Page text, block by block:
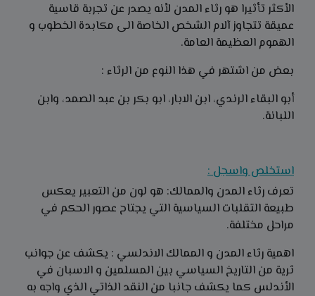
الأكثر تأثيرا هو رثاء المدن لأنه يصدر عن تجربة قاسية
عميقة تتجاوز آلام الشخص الخاصة الى مكابدة الخطوب و
الهموم العظيمة العامة.
بعض من اشتهر في هذا النوع من الرثاء :
أبو البقاء الرندي، ابن الابار، ابو بكر بن عبد الصمد، وابن
اللبانة.
استخلص واسجل :
تعرف رثاء المدن والممالك: هو لون من التعبير يعكس
طبيعة التقلبات السياسية التي يجتاح عصور الحكم في
مراحل مختلفة.
اهمية رثاء المدن و الممالك الاندلسي : يكشف عن جوانب
ثرية من التاريخ السياسي بين المسلمين و الاسبان في
الأندلس كما يكشف جانبا من النقد الذاتي الذي واجه به